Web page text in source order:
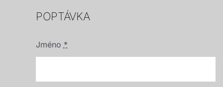
POPTÁVKA
Jméno *